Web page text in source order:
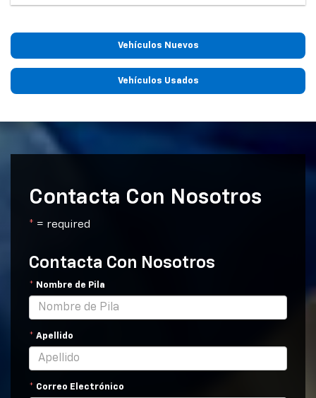
Vehículos Nuevos
Vehículos Usados
Contacta Con Nosotros
* = required
Contacta Con Nosotros
* Nombre de Pila
* Apellido
* Correo Electrónico